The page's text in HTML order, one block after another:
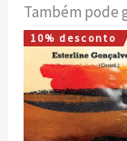
Também pode
10% desconto
O
preço
original
era:
12,00 €.
O
é: